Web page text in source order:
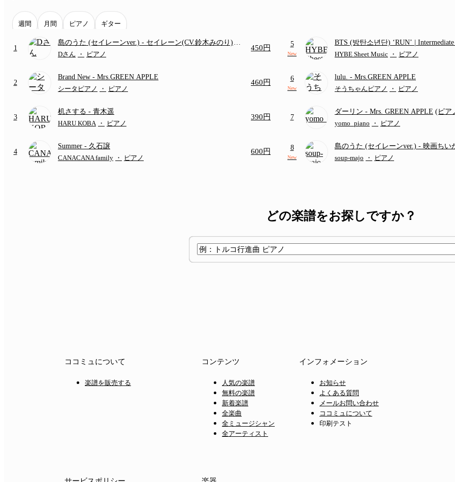
週間 月間 ピアノ ギター
1
島のうた (セイレーンver.) - セイレーン(CV.鈴木みのり)
(難易度:★★★★☆/歌詞・コード・ペダル付き/『映画ち
Dさん ・ ピアノ
450円
2
Brand New - Mrs.GREEN APPLE
シータピアノ
・ ピアノ
460円
3
机さする - 青木遥
HARU KOBA
・ ピアノ
390円
4
Summer - 久石譲
CANACANA family ・ ピアノ
600円
5
New
BTS (방탄소년단) ‘RUN’ |
HYBE Sheet Music ・ ピアノ
6
New
lulu. - Mrs.GREEN APPLE
そうちゃんピアノ
・ ピアノ
7
ダーリン - Mrs. GREEN APPLE (ピア
／フルバージョン)
yomo_piano ・ ピアノ
8
New
島のうた (セイレーンver.) - 映画ちい
つ (ドレミ付き初級)
soup-majo ・ ピアノ
どの楽譜をお探しですか？
ココミュについて
楽譜を販売する
コンテンツ
人気の楽譜
無料の楽譜
新着楽譜
全楽曲
全ミュージシャン
全アーティスト
インフォメーション
お知らせ
よくある質問
メールお問い合わせ
ココミュについて
印刷テスト